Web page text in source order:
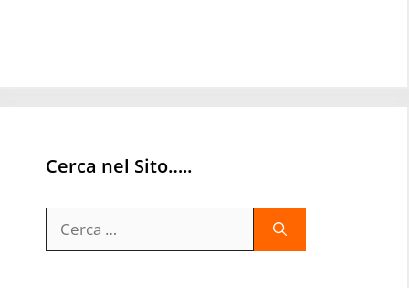
Cerca nel Sito…..
per: